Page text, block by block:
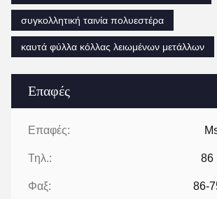
Επαφές
Επαφές:
Τηλ.: 86
Φαξ: 86-
συγκολλητική ταινία πολυεστέρα
καυτά φύλλα κόλλας λειωμένων μετάλλων